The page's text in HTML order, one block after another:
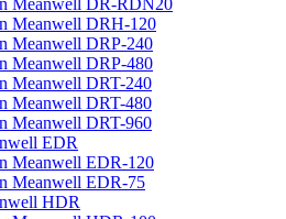
Meanwell DRH-120
Meanwell DRP-240
Meanwell DRP-480
Meanwell DRT-240
Meanwell DRT-480
Meanwell DRT-960
EDR
Meanwell EDR-120
Meanwell EDR-75
HDR